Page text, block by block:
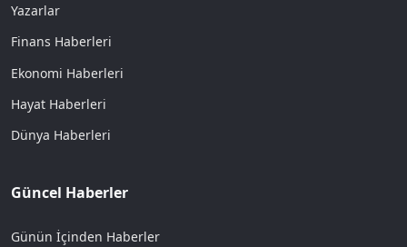
Yazarlar
Finans Haberleri
Ekonomi Haberleri
Hayat Haberleri
Dünya Haberleri
Güncel Haberler
Günün İçinden Haberler